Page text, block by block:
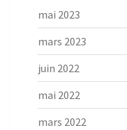
mai 2023
mars 2023
juin 2022
mai 2022
mars 2022